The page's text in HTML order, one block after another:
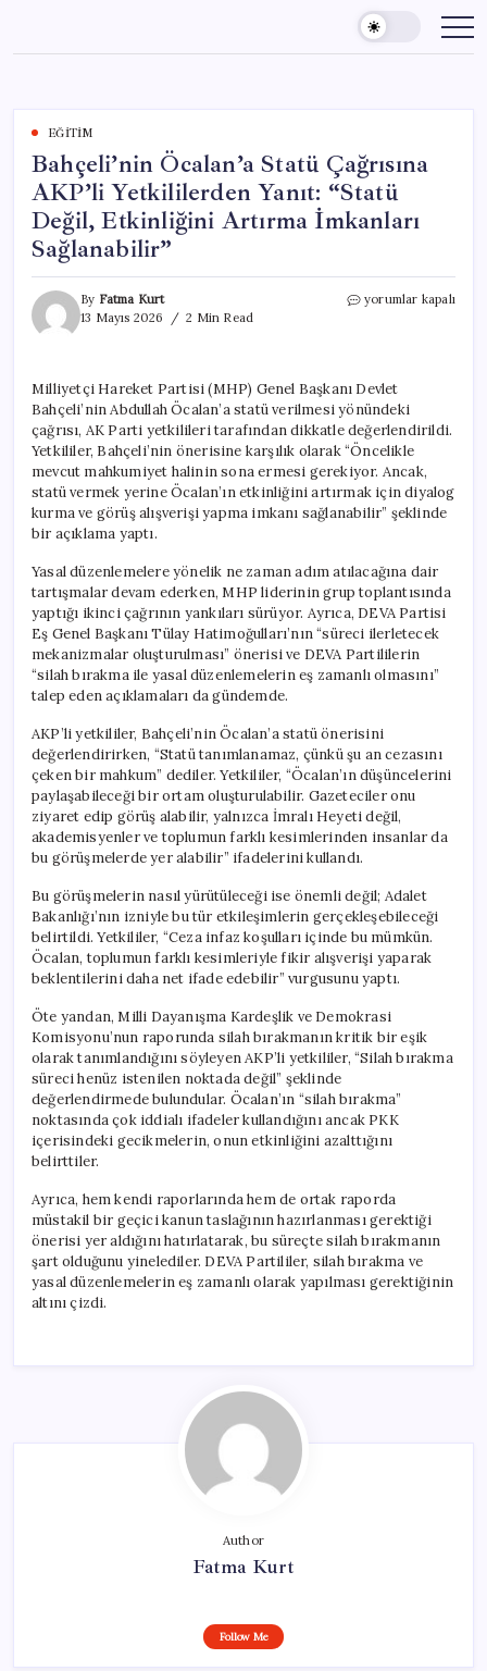
content
EĞITIM
Bahçeli’nin Öcalan’a Statü Çağrısına
AKP’li Yetkililerden Yanıt: “Statü
Değil, Etkinliğini Artırma İmkanları
Sağlanabilir”
By Fatma Kurt
13 Mayıs 2026
2 Min Read
Bahçeli’nin
Yetkililerden
Yanıt:
“Statü
Değil,
Etkinliğini
Artırma
İmkanları
Sağlanabilir”
yorumlar kapalı
Milliyetçi Hareket Partisi (MHP) Genel Başkanı Devlet
Bahçeli’nin Abdullah Öcalan’a statü verilmesi yönündeki
çağrısı, AK Parti yetkilileri tarafından dikkatle değerlendirildi.
Yetkililer, Bahçeli’nin önerisine karşılık olarak “Öncelikle
mevcut mahkumiyet halinin sona ermesi gerekiyor. Ancak,
statü vermek yerine Öcalan’ın etkinliğini artırmak için diyalog
kurma ve görüş alışverişi yapma imkanı sağlanabilir” şeklinde
bir açıklama yaptı.
Yasal düzenlemelere yönelik ne zaman adım atılacağına dair
tartışmalar devam ederken, MHP liderinin grup toplantısında
yaptığı ikinci çağrının yankıları sürüyor. Ayrıca, DEVA Partisi
Eş Genel Başkanı Tülay Hatimoğulları’nın “süreci ilerletecek
mekanizmalar oluşturulması” önerisi ve DEVA Partililerin
“silah bırakma ile yasal düzenlemelerin eş zamanlı olmasını”
talep eden açıklamaları da gündemde.
AKP’li yetkililer, Bahçeli’nin Öcalan’a statü önerisini
değerlendirirken, “Statü tanımlanamaz, çünkü şu an cezasını
çeken bir mahkum” dediler. Yetkililer, “Öcalan’ın düşüncelerini
paylaşabileceği bir ortam oluşturulabilir. Gazeteciler onu
ziyaret edip görüş alabilir, yalnızca İmralı Heyeti değil,
akademisyenler ve toplumun farklı kesimlerinden insanlar da
bu görüşmelerde yer alabilir” ifadelerini kullandı.
Bu görüşmelerin nasıl yürütüleceği ise önemli değil; Adalet
Bakanlığı’nın izniyle bu tür etkileşimlerin gerçekleşebileceği
belirtildi. Yetkililer, “Ceza infaz koşulları içinde bu mümkün.
Öcalan, toplumun farklı kesimleriyle fikir alışverişi yaparak
beklentilerini daha net ifade edebilir” vurgusunu yaptı.
Öte yandan, Milli Dayanışma Kardeşlik ve Demokrasi
Komisyonu’nun raporunda silah bırakmanın kritik bir eşik
olarak tanımlandığını söyleyen AKP’li yetkililer, “Silah bırakma
süreci henüz istenilen noktada değil” şeklinde
değerlendirmede bulundular. Öcalan’ın “silah bırakma”
noktasında çok iddialı ifadeler kullandığını ancak PKK
içerisindeki gecikmelerin, onun etkinliğini azalttığını
belirttiler.
Ayrıca, hem kendi raporlarında hem de ortak raporda
müstakil bir geçici kanun taslağının hazırlanması gerektiği
önerisi yer aldığını hatırlatarak, bu süreçte silah bırakmanın
şart olduğunu yinelediler. DEVA Partililer, silah bırakma ve
yasal düzenlemelerin eş zamanlı olarak yapılması gerektiğinin
altını çizdi.
Author
Fatma Kurt
Follow Me